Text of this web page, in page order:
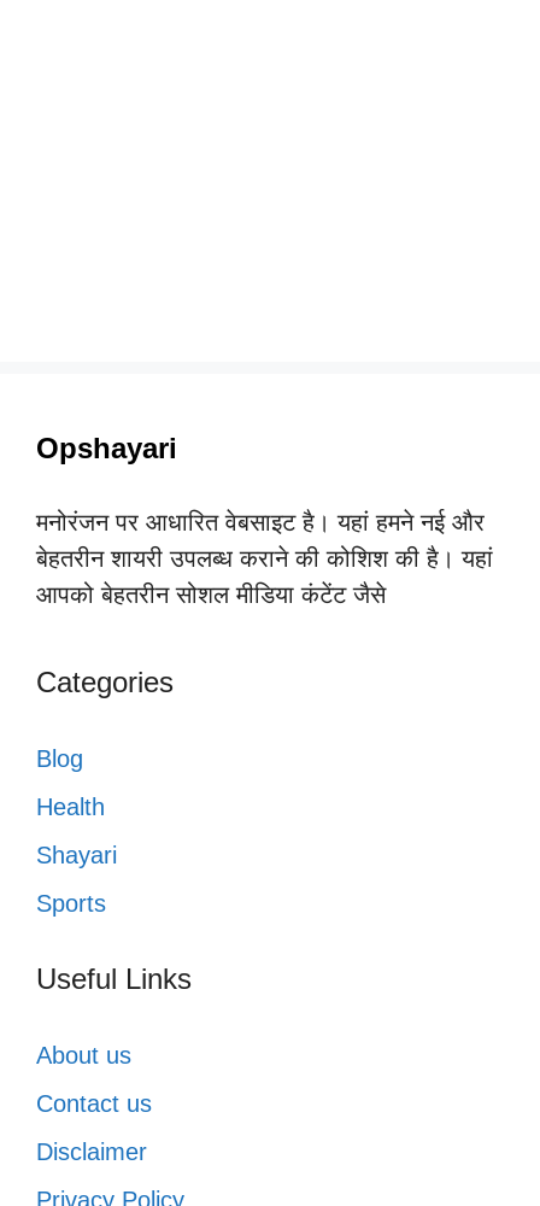
Opshayari
मनोरंजन पर आधारित वेबसाइट है। यहां हमने नई और
बेहतरीन शायरी उपलब्ध कराने की कोशिश की है। यहां
आपको बेहतरीन सोशल मीडिया कंटेंट जैसे
Categories
Blog
Health
Shayari
Sports
Useful Links
About us
Contact us
Disclaimer
Privacy Policy